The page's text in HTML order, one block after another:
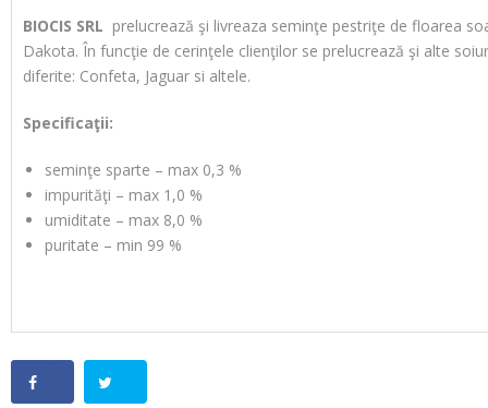
BIOCIS SRL prelucrează şi livreaza seminţe pestriţe de floarea
Dakota. În funcţie de cerinţele clienţilor se prelucrează şi alte
diferite: Confeta, Jaguar si altele.
Specificaţii:
seminţe sparte – max 0,3 %
impurităţi – max 1,0 %
umiditate – max 8,0 %
puritate – min 99 %